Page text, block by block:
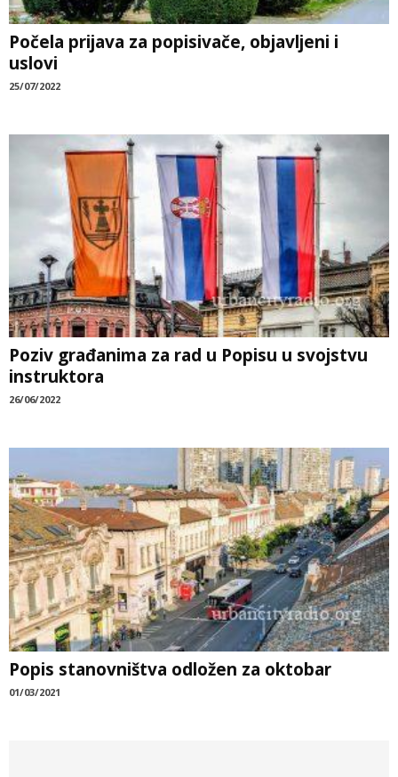
Počela prijava za popisivače, objavljeni i
uslovi
25/07/2022
Poziv građanima za rad u Popisu u svojstvu
instruktora
26/06/2022
Popis stanovništva odložen za oktobar
01/03/2021